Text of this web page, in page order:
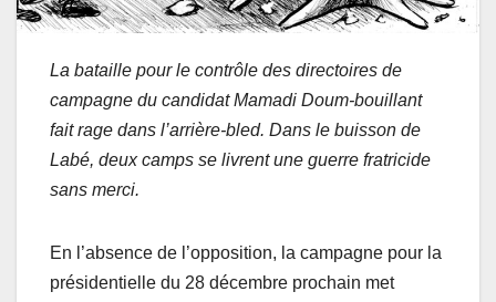
La bataille pour le contrôle des directoires de
campagne du candidat Mamadi Doum-bouillant
fait rage dans l’arrière-bled. Dans le buisson de
Labé, deux camps se livrent une guerre fratricide
sans merci.
En l’absence de l’opposition, la campagne pour la
présidentielle du 28 décembre prochain met